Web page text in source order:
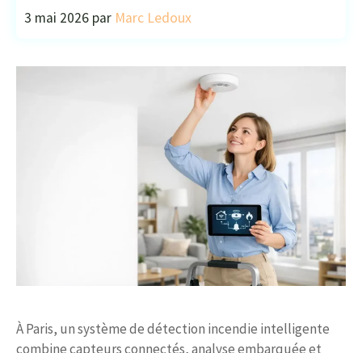
3 mai 2026 par Marc Ledoux
À Paris, un système de détection incendie intelligente
combine capteurs connectés, analyse embarquée et